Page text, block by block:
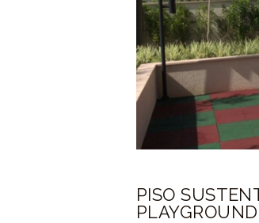
PISO
PLAYGROUND